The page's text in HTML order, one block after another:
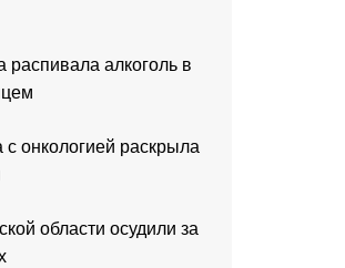
распивала алкоголь в
онкологией раскрыла
области осудили за